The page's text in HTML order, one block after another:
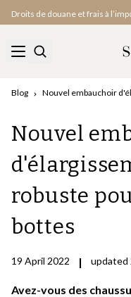
Droits de douane et frais à
Blog Nouvel embauchoir
Nouvel
robuste
bottes
19 April 2022 | updated
Avez-vous des